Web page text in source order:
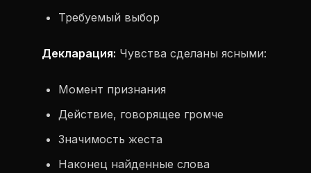
Требуемый выбор
Декларация: Чувства сделаны ясными:
Момент признания
Действие, говорящее громче
Значимость жеста
Наконец найденные слова